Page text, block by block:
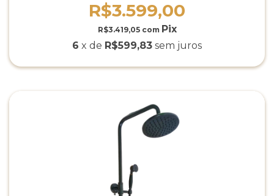
R$3.599,00
R$3.419,05 com
6 x de R$599,83 sem juros